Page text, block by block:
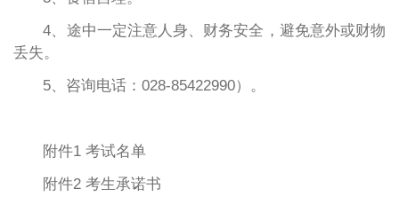
4、途中一定注意人身、财务安全，避免意外或财物
丢失。
5、咨询电话：028-85422990）。
附件1 考试名单
附件2 考生承诺书